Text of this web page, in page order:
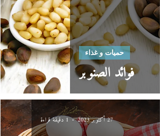
فوائد الصنوبر
حميات و غذاء
27 أكتوبر 2023 1 دقيقة قراءة